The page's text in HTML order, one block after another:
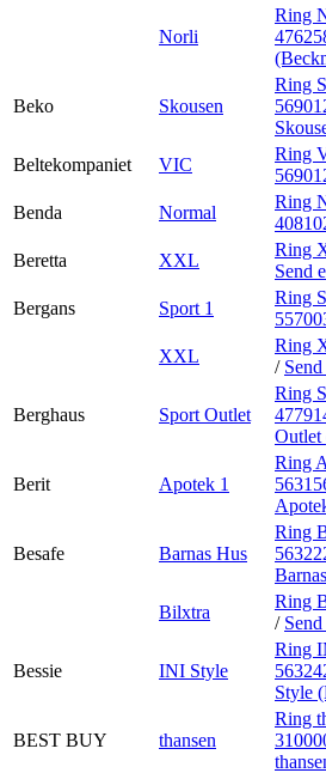
Norli
Ring
Beko Skousen
Ring
Beltekompaniet
VIC
Ring
Benda
Normal
Ring
Beretta
XXL
Ring
Send
Bergans
Sport 1
Ring
XXL
Ring
/
Berghaus Sport Outlet
Ring
Outlet
Berit Apotek 1
Ring
Besafe Barnas Hus
Ring
Bilxtra
Ring
/
Bessie INI Style
Ring
Style
BEST BUY thansen
Ring